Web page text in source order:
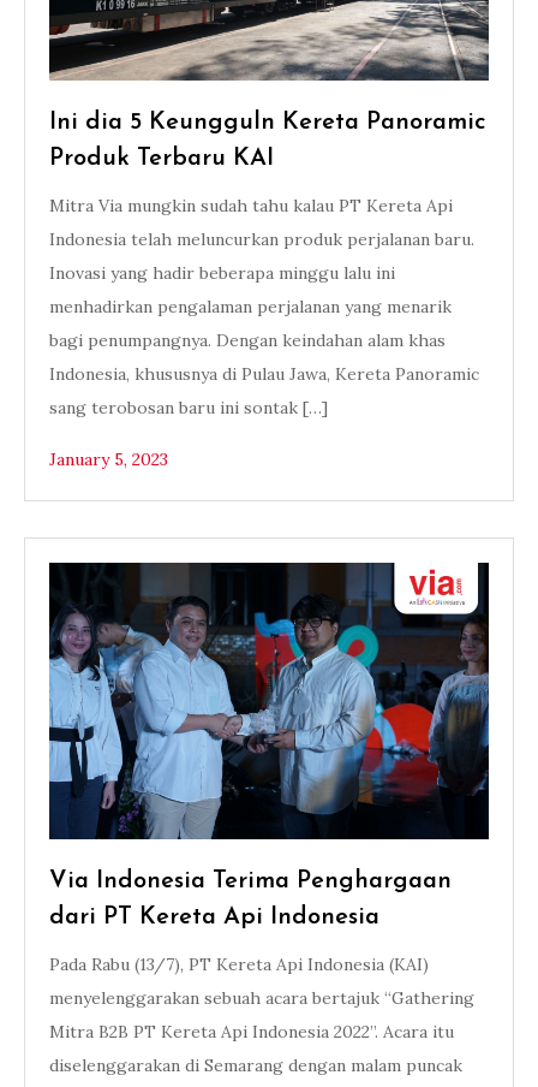
Ini dia 5 Keungguln Kereta Panoramic
Produk Terbaru KAI
Mitra Via mungkin sudah tahu kalau PT Kereta Api
Indonesia telah meluncurkan produk perjalanan baru.
Inovasi yang hadir beberapa minggu lalu ini
menhadirkan pengalaman perjalanan yang menarik
bagi penumpangnya. Dengan keindahan alam khas
Indonesia, khususnya di Pulau Jawa, Kereta Panoramic
sang terobosan baru ini sontak […]
January 5, 2023
Via Indonesia Terima Penghargaan
dari PT Kereta Api Indonesia
Pada Rabu (13/7), PT Kereta Api Indonesia (KAI)
menyelenggarakan sebuah acara bertajuk “Gathering
Mitra B2B PT Kereta Api Indonesia 2022”. Acara itu
diselenggarakan di Semarang dengan malam puncak